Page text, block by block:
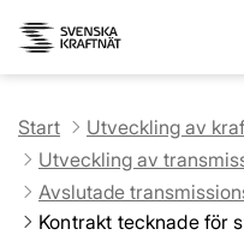
Start
Utveckling av
Utveckling av
Avslutade
Kontrakt tecknade för